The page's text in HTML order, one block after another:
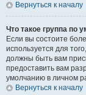
Вернуться к началу
Что такое группа по
Если вы состоите
используется для
должны быть вам
предоставить вам
умолчанию в личном
Вернуться к началу